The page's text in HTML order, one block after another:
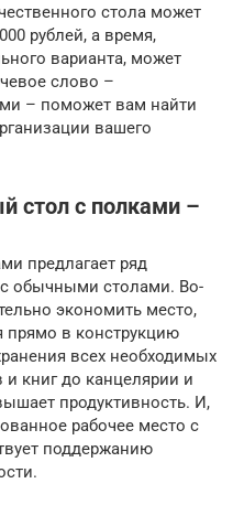
стола может
рублей, а время,
варианта, может
слово –
– поможет вам найти
вашего
стол с полками –
предлагает ряд
обычными столами. Во-
экономить место,
прямо в конструкцию
всех необходимых
книг до канцелярии и
продуктивность. И,
рабочее место с
поддержанию